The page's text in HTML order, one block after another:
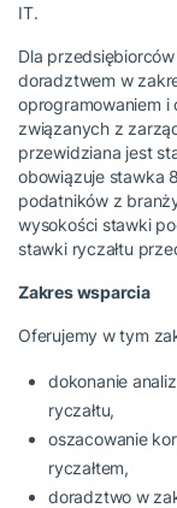
IT.
Dla
doradztwem w
oprogramowaniem i
związanych z
przewidziana jest
obowiązuje stawka
podatników z
wysokości stawki
stawki ryczałtu
Zakres wsparcia
Oferujemy w tym
dokonanie
ryczałtu,
oszacowanie
ryczałtem,
doradztwo w